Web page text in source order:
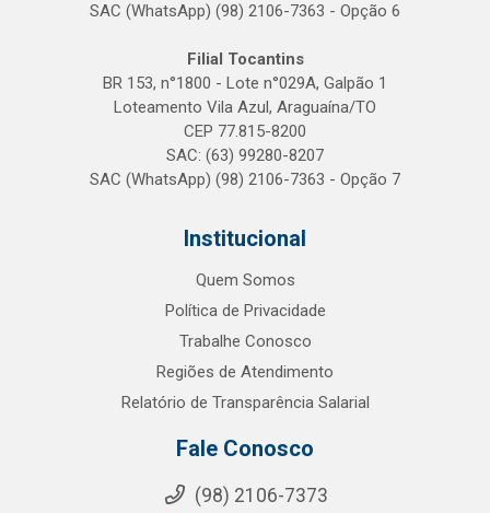
SAC (WhatsApp) (98) 2106-7363 - Opção 6
Filial Tocantins
BR 153, n°1800 - Lote n°029A, Galpão 1
Loteamento Vila Azul, Araguaína/TO
CEP 77.815-8200
SAC: (63) 99280-8207
SAC (WhatsApp) (98) 2106-7363 - Opção 7
Institucional
Quem Somos
Política de Privacidade
Trabalhe Conosco
Regiões de Atendimento
Relatório de Transparência Salarial
Fale Conosco
(98) 2106-7373